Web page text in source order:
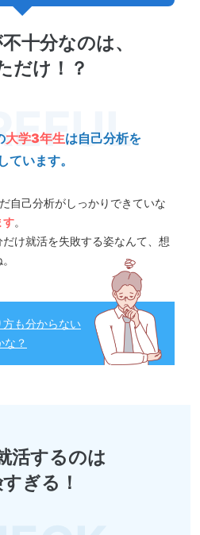
十分なのは、
だけ！？
大学3年生は自己分析を
ています。
自己分析がしっかりできていな
す。
け就活を失敗する姿なんて、想
も分からない
な？
活するのは
ぎる！